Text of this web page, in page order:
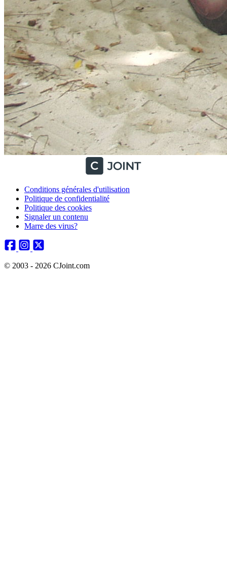
Conditions générales d'utilisation
Politique de confidentialité
Politique des cookies
Signaler un contenu
Marre des virus?
© 2003 - 2026 CJoint.com